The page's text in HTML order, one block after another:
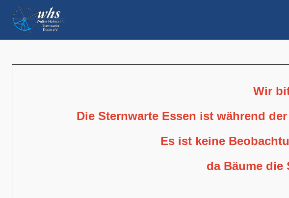
Wir
Die Sternwarte Essen ist während
Es ist keine
da Bäume die